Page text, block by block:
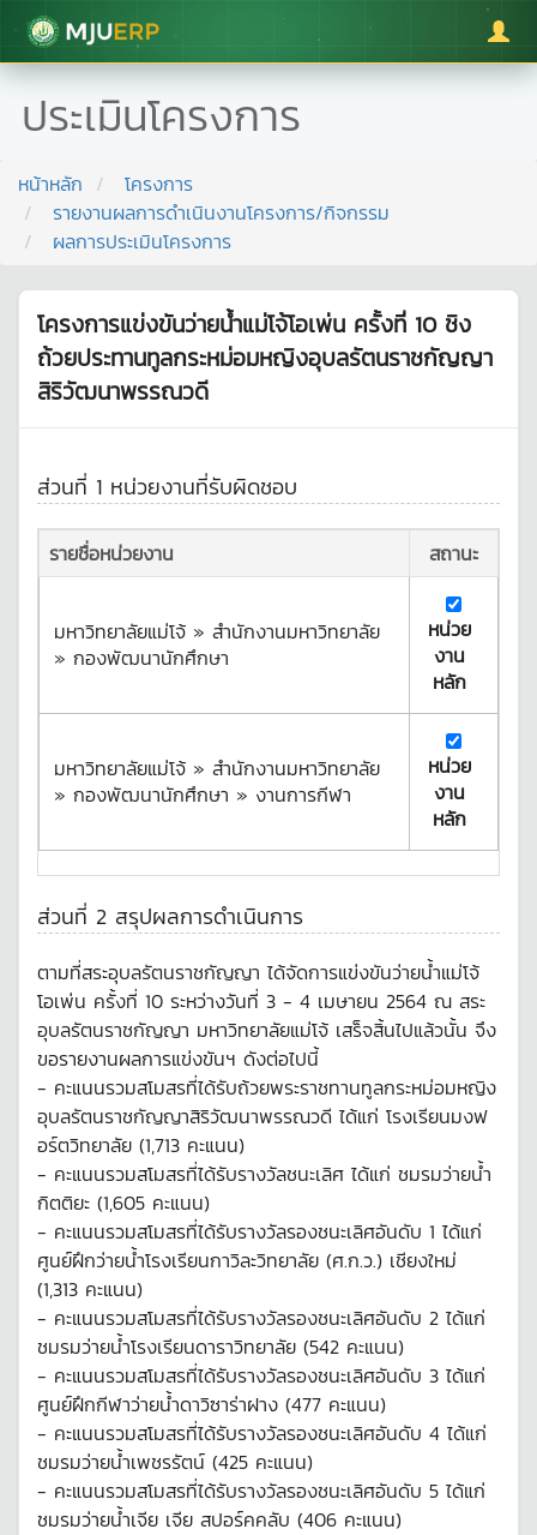
มหาวิทยาลัยแม่โจ้
ประเมินโครงการ
หน้าหลัก
โครงการ
รายงานผลการดำเนินงานโครงการ/กิจกรรม
ผลการประเมินโครงการ
โครงการแข่งขันว่ายน้ำแม่โจ้โอเพ่น ครั้งที่ 10 ชิง
ถ้วยประทานทูลกระหม่อมหญิงอุบลรัตนราชกัญญา
สิริวัฒนาพรรณวดี
ส่วนที่ 1 หน่วยงานที่รับผิดชอบ
รายชื่อหน่วยงาน สถานะ
มหาวิทยาลัยแม่โจ้ » สำนักงานมหาวิทยาลัย
» กองพัฒนานักศึกษา
หน่วย
งาน
หลัก
มหาวิทยาลัยแม่โจ้ » สำนักงานมหาวิทยาลัย
» กองพัฒนานักศึกษา » งานการกีฬา
หน่วย
งาน
หลัก
ส่วนที่ 2 สรุปผลการดำเนินการ
ตามที่สระอุบลรัตนราชกัญญา ได้จัดการแข่งขันว่ายน้ำแม่โจ้
โอเพ่น ครั้งที่ 10 ระหว่างวันที่ 3 - 4 เมษายน 2564 ณ สระ
อุบลรัตนราชกัญญา มหาวิทยาลัยแม่โจ้ เสร็จสิ้นไปแล้วนั้น จึง
ขอรายงานผลการแข่งขันฯ ดังต่อไปนี้
- คะแนนรวมสโมสรที่ได้รับถ้วยพระราชทานทูลกระหม่อมหญิง
อุบลรัตนราชกัญญาสิริวัฒนาพรรณวดี ได้แก่ โรงเรียนมงฟ
อร์ตวิทยาลัย (1,713 คะแนน)
- คะแนนรวมสโมสรที่ได้รับรางวัลชนะเลิศ ได้แก่ ชมรมว่ายน้ำ
กิตติยะ (1,605 คะแนน)
- คะแนนรวมสโมสรที่ได้รับรางวัลรองชนะเลิศอันดับ 1 ได้แก่
ศูนย์ฝึกว่ายน้ำโรงเรียนกาวิละวิทยาลัย (ศ.ก.ว.) เชียงใหม่
(1,313 คะแนน)
- คะแนนรวมสโมสรที่ได้รับรางวัลรองชนะเลิศอันดับ 2 ได้แก่
ชมรมว่ายน้ำโรงเรียนดาราวิทยาลัย (542 คะแนน)
- คะแนนรวมสโมสรที่ได้รับรางวัลรองชนะเลิศอันดับ 3 ได้แก่
ศูนย์ฝึกกีฬาว่ายน้ำดาวิซาร่าฝาง (477 คะแนน)
- คะแนนรวมสโมสรที่ได้รับรางวัลรองชนะเลิศอันดับ 4 ได้แก่
ชมรมว่ายน้ำเพชรรัตน์ (425 คะแนน)
- คะแนนรวมสโมสรที่ได้รับรางวัลรองชนะเลิศอันดับ 5 ได้แก่
ชมรมว่ายน้ำเจีย เจีย สปอร์คคลับ (406 คะแนน)